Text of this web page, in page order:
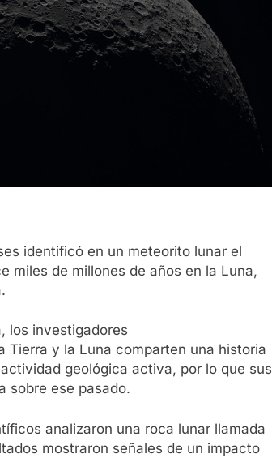
identificó en un meteorito lunar el
miles de millones de años en la Luna,
los investigadores
Tierra y la Luna comparten una historia
geológica activa, por lo que sus
sobre ese pasado.
analizaron una roca lunar llamada
mostraron señales de un impacto